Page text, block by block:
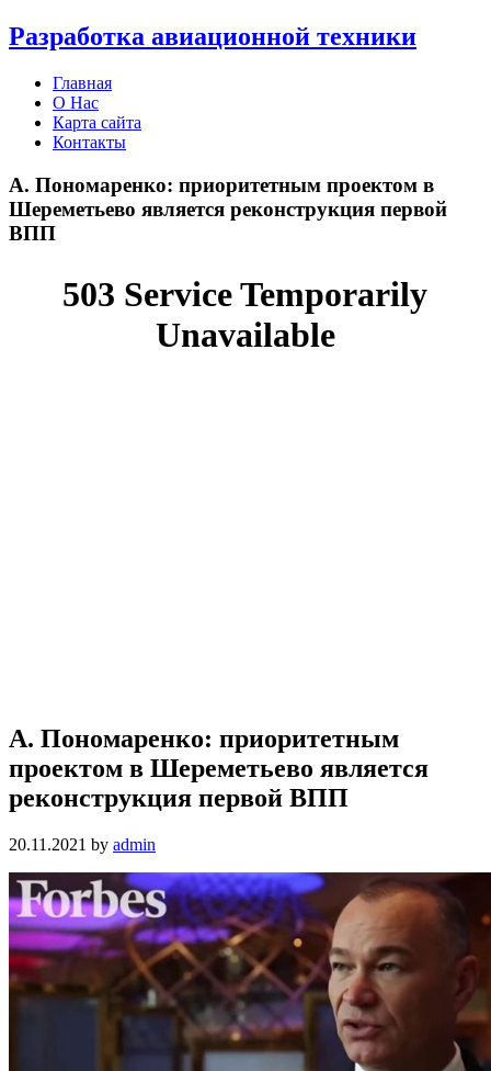
Разработка авиационной техники
Главная
О Нас
Карта сайта
Контакты
А. Пономаренко: приоритетным проектом в
Шереметьево является реконструкция первой
ВПП
А. Пономаренко: приоритетным
проектом в Шереметьево является
реконструкция первой ВПП
20.11.2021 by admin